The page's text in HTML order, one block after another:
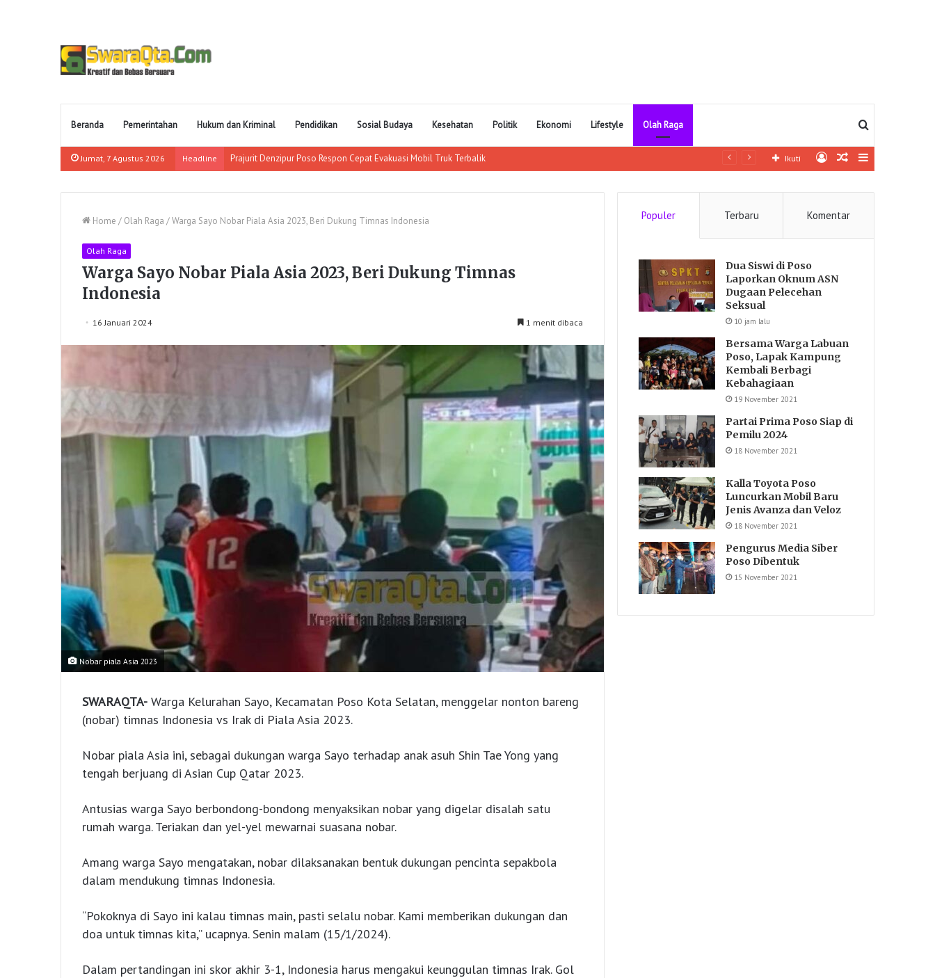
Beranda Pemerintahan Hukum dan Kriminal Pendidikan Sosial Budaya Kesehatan Politik Ekonomi Lifestyle Olah Raga Pencarian
Jumat, 7 Agustus 2026 Headline Ada Sabu-Sabu Dalam Pembungkus Softex, Seorang Wanita di Poso Pesisir Bersama Temannya Ditangkap Sidebar
Artikel
Log
Ikuti
Home / Olah Raga /Warga Sayo Nobar Piala Asia 2023, Beri Dukung Timnas Indonesia
Olah Raga
Warga Sayo Nobar Piala Asia 2023, Beri Dukung Timnas
Indonesia
16 Januari 2024 1 menit dibaca
Nobar piala Asia 2023
SWARAQTA- Warga Kelurahan Sayo, Kecamatan Poso Kota Selatan, menggelar nonton bareng
(nobar) timnas Indonesia vs Irak di Piala Asia 2023.
Nobar piala Asia ini, sebagai dukungan warga Sayo terhadap anak asuh Shin Tae Yong yang
tengah berjuang di Asian Cup Qatar 2023.
Antusias warga Sayo berbondong-bondong menyaksikan nobar yang digelar disalah satu
rumah warga. Teriakan dan yel-yel mewarnai suasana nobar.
Amang warga Sayo mengatakan, nobar dilaksanakan bentuk dukungan pencinta sepakbola
dalam mendukung timnas Indonesia.
“Pokoknya di Sayo ini kalau timnas main, pasti selalu nobar. Kami memberikan dukungan dan
doa untuk timnas kita,” ucapnya. Senin malam (15/1/2024).
Dalam pertandingan ini skor akhir 3-1, Indonesia harus mengakui keunggulan timnas Irak. Gol
Populer Terbaru Komentar
Dua Siswi di Poso
Laporkan Oknum ASN
Dugaan Pelecehan
Seksual
10 jam lalu
Bersama Warga Labuan
Poso, Lapak Kampung
Kembali Berbagi
Kebahagiaan
19 November 2021
Partai Prima Poso Siap di
Pemilu 2024
18 November 2021
Kalla Toyota Poso
Luncurkan Mobil Baru
Jenis Avanza dan Veloz
18 November 2021
Pengurus Media Siber
Poso Dibentuk
15 November 2021